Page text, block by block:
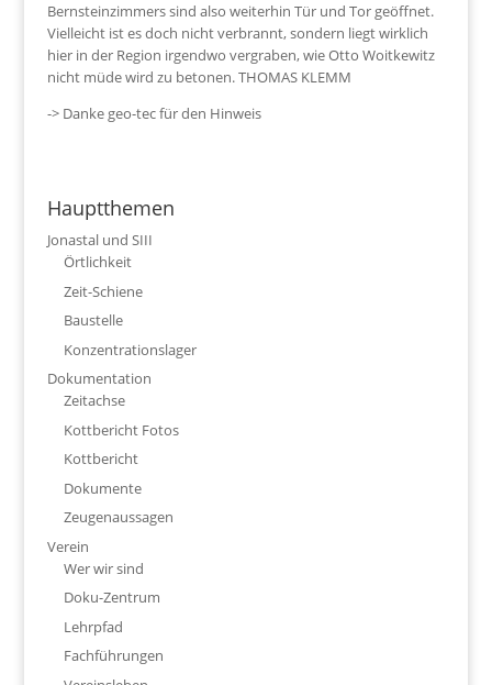
Bernsteinzimmers sind also weiterhin Tür und Tor geöffnet.
Vielleicht ist es doch nicht verbrannt, sondern liegt wirklich
hier in der Region irgendwo vergraben, wie Otto Woitkewitz
nicht müde wird zu betonen. THOMAS KLEMM
-> Danke geo-tec für den Hinweis
Hauptthemen
Jonastal und SIII
Örtlichkeit
Zeit-Schiene
Baustelle
Konzentrationslager
Dokumentation
Zeitachse
Kottbericht Fotos
Kottbericht
Dokumente
Zeugenaussagen
Verein
Wer wir sind
Doku-Zentrum
Lehrpfad
Fachführungen